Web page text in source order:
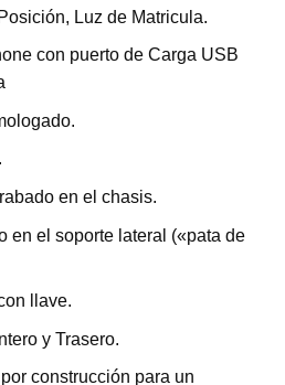
Luz de Matricula.
con puerto de Carga USB
en el chasis.
en el soporte lateral («pata de
llave.
y Trasero.
construcción para un